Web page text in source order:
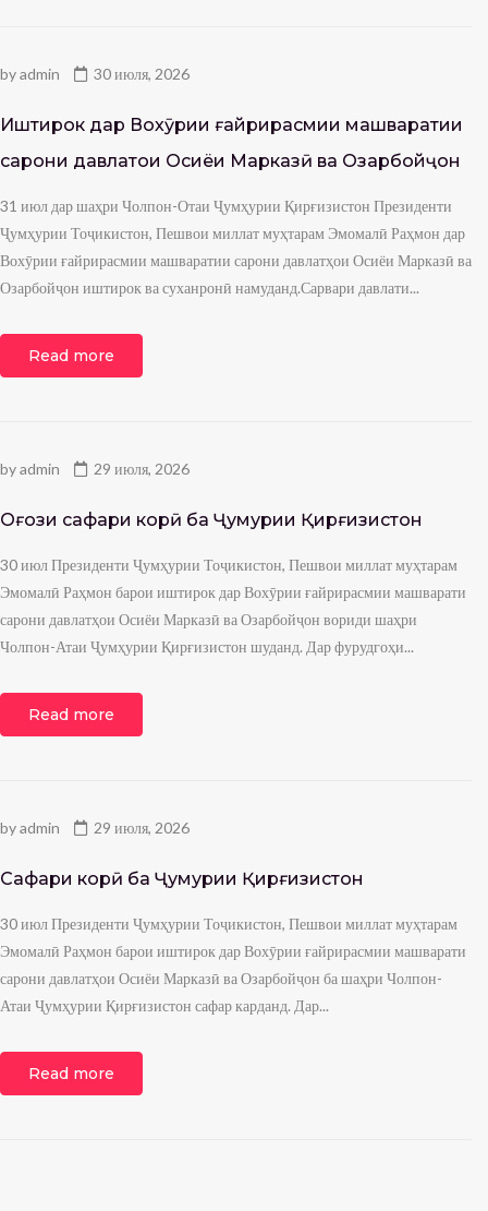
byadmin 30 июля, 2026
Иштирок дар Вохӯрии ғайрирасмии машваратии
сарони давлатҳои Осиёи Марказӣ ва Озарбойҷон
31 июл дар шаҳри Чолпон-Отаи Ҷумҳурии Қирғизистон Президенти
Ҷумҳурии Тоҷикистон, Пешвои миллат муҳтарам Эмомалӣ Раҳмон дар
Вохӯрии ғайрирасмии машваратии сарони давлатҳои Осиёи Марказӣ ва
Озарбойҷон иштирок ва суханронӣ намуданд.Сарвари давлати...
Read more
byadmin 29 июля, 2026
Оғози сафари корӣ ба Ҷумҳурии Қирғизистон
30 июл Президенти Ҷумҳурии Тоҷикистон, Пешвои миллат муҳтарам
Эмомалӣ Раҳмон барои иштирок дар Вохӯрии ғайрирасмии машварати
сарони давлатҳои Осиёи Марказӣ ва Озарбойҷон вориди шаҳри
Чолпон-Атаи Ҷумҳурии Қирғизистон шуданд. Дар фурудгоҳи...
Read more
byadmin 29 июля, 2026
Сафари корӣ ба Ҷумҳурии Қирғизистон
30 июл Президенти Ҷумҳурии Тоҷикистон, Пешвои миллат муҳтарам
Эмомалӣ Раҳмон барои иштирок дар Вохӯрии ғайрирасмии машварати
сарони давлатҳои Осиёи Марказӣ ва Озарбойҷон ба шаҳри Чолпон-
Атаи Ҷумҳурии Қирғизистон сафар карданд. Дар...
Read more